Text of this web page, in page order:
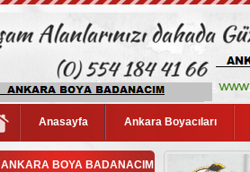
Anasayfa Ankara Boyacıları
ANKARA BOYA BADANACIM